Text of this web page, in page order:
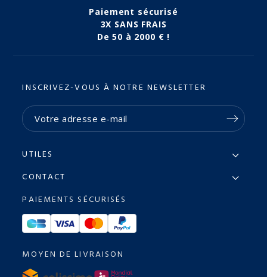
Paiement sécurisé
3X SANS FRAIS
De 50 à 2000 € !
INSCRIVEZ-VOUS À NOTRE NEWSLETTER
UTILES
CONTACT
PAIEMENTS SÉCURISÉS
MOYEN DE LIVRAISON